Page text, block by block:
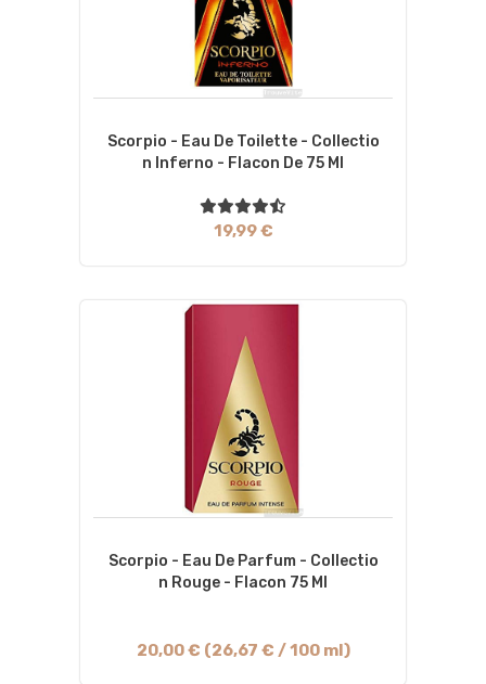
Scorpio - Eau De Toilette - Collectio
N Inferno - Flacon De 75 Ml
19,99 €
Scorpio - Eau De Parfum - Collectio
N Rouge - Flacon 75 Ml
20,00 € (26,67 € / 100 ml)